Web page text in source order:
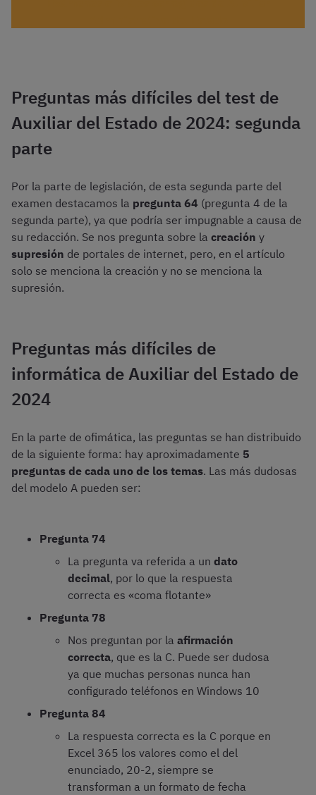
Preguntas más difíciles del test de
Auxiliar del Estado de 2024: segunda
parte
Por la parte de legislación, de esta segunda parte del
examen destacamos la pregunta 64 (pregunta 4 de la
segunda parte), ya que podría ser impugnable a causa de
su redacción. Se nos pregunta sobre la creación y
supresión de portales de internet, pero, en el artículo
solo se menciona la creación y no se menciona la
supresión.
Preguntas más difíciles de
informática de Auxiliar del Estado de
2024
En la parte de ofimática, las preguntas se han distribuido
de la siguiente forma: hay aproximadamente 5
preguntas de cada uno de los temas. Las más dudosas
del modelo A pueden ser:
Pregunta 74
La pregunta va referida a un dato
decimal, por lo que la respuesta
correcta es «coma flotante»
Pregunta 78
Nos preguntan por la afirmación
correcta, que es la C. Puede ser dudosa
ya que muchas personas nunca han
configurado teléfonos en Windows 10
Pregunta 84
La respuesta correcta es la C porque en
Excel 365 los valores como el del
enunciado, 20-2, siempre se
transforman a un formato de fecha